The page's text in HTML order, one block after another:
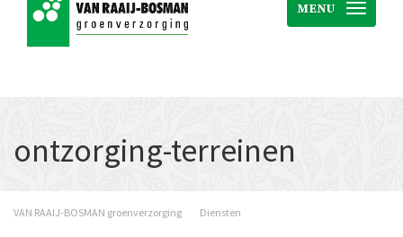
MENU
ontzorging-terreinen
VAN RAAIJ-BOSMAN groenverzorging Diensten